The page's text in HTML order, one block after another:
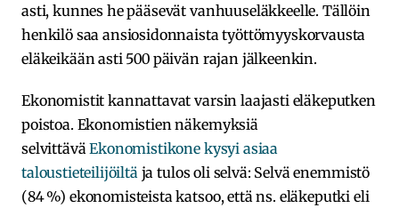
asti, kunnes he pääsevät vanhuuseläkkeelle. Tällöin
henkilö saa ansiosidonnaista työttömyyskorvausta
eläkeikään asti 500 päivän rajan jälkeenkin.
Ekonomistit kannattavat varsin laajasti eläkeputken
poistoa. Ekonomistien näkemyksiä
selvittäväEkonomistikone kysyi asiaa
taloustieteilijöiltä ja tulos oli selvä: Selvä enemmistö
(84 %) ekonomisteista katsoo, että ns. eläkeputki eli